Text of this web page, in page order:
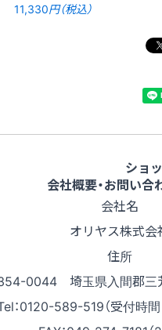
11,330円（税込）
ショ
会社概要・お問い合
会社名
オリヤス株式会
住所
0044 埼玉県入間郡三
：0120-589-519（受付時間